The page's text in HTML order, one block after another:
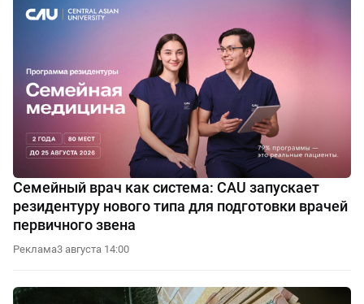
Семейный врач как система: CAU запускает
резидентуру нового типа для подготовки врачей
первичного звена
Реклама3 августа 14:00